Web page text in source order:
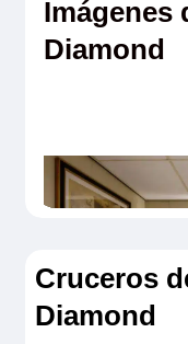
Imágenes
Diamond
Cruceros
Diamond